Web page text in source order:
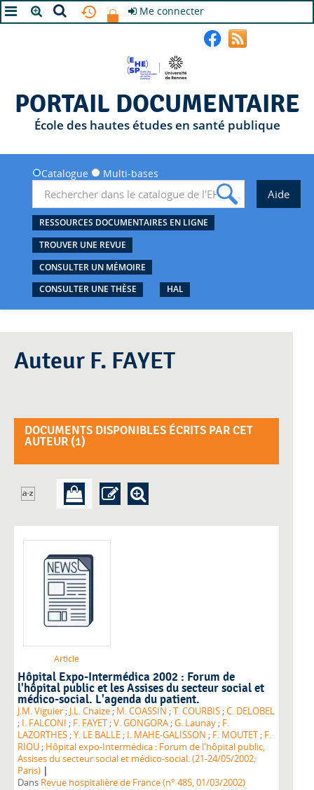
Me connecter
PORTAIL DOCUMENTAIRE
École des hautes études en santé publique
Catalogue Multi-bases
RESSOURCES DOCUMENTAIRES EN LIGNE
TROUVER UNE REVUE
CONSULTER UN MÉMOIRE
CONSULTER UNE THÈSE
HAL
Auteur F. FAYET
DOCUMENTS DISPONIBLES ÉCRITS PAR CET
AUTEUR (1)
Article
Hôpital Expo-Intermédica 2002 : Forum de
l'hôpital public et les Assises du secteur social et
médico-social. L'agenda du patient.
J.M. Viguier ; J.L. Chaize ; M. COASSIN ;T. COURBIS ;C. DELOBEL
; I. FALCONI ; F. FAYET ;V. GONGORA ;G. Launay ; F.
LAZORTHES ;Y. LE BALLE ; I. MAHE-GALISSON ; F. MOUTET ; F.
RIOU ; Hôpital expo-Intermédica : Forum de l'hôpital public,
Assises du secteur social et médico-social. (21-24/05/2002;
Paris) |
Dans Revue hospitalière de France (n° 485, 01/03/2002)